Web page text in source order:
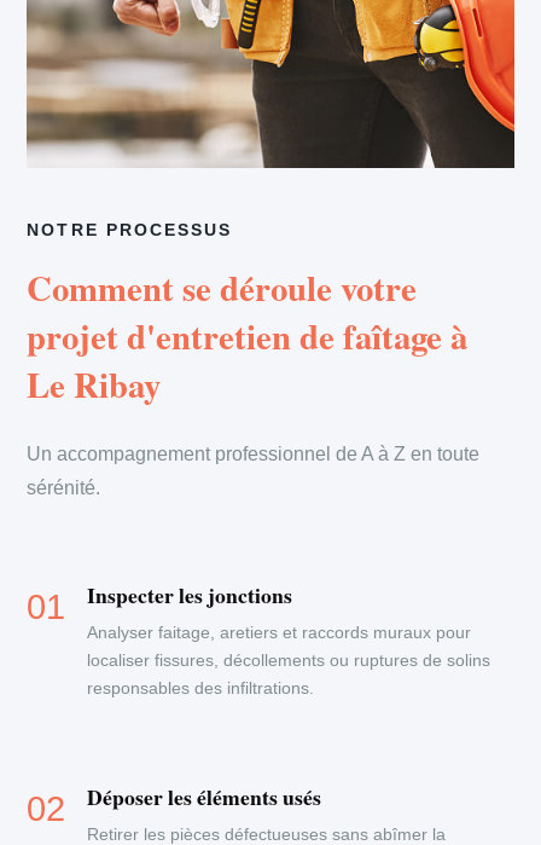
NOTRE PROCESSUS
Comment se déroule votre
projet d'entretien de faîtage à
Le Ribay
Un accompagnement professionnel de A à Z en toute
sérénité.
Inspecter les jonctions
Analyser faitage, aretiers et raccords muraux pour
localiser fissures, décollements ou ruptures de solins
responsables des infiltrations.
Déposer les éléments usés
Retirer les pièces défectueuses sans abîmer la